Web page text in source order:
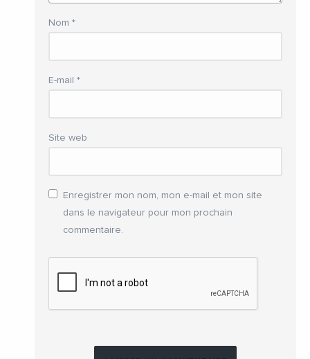
Nom *
E-mail *
Site web
Enregistrer mon nom, mon e-mail et mon site
dans le navigateur pour mon prochain
commentaire.